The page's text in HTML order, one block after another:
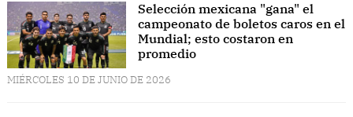
Selección mexicana "gana" el
campeonato de boletos caros en el
Mundial; esto costaron en
promedio
MIÉRCOLES 10 DE JUNIO DE 2026